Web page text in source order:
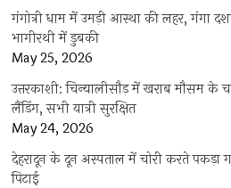
गंगोत्री धाम में उमड़ी आस्था की लहर, गंगा
भागीरथी में डुबकी
May 25, 2026
उत्तरकाशी: चिन्यालीसौड़ में खराब मौसम के
लैंडिंग, सभी यात्री सुरक्षित
May 24, 2026
देहरादून के दून अस्पताल में चोरी करते पकड़ा
पिटाई